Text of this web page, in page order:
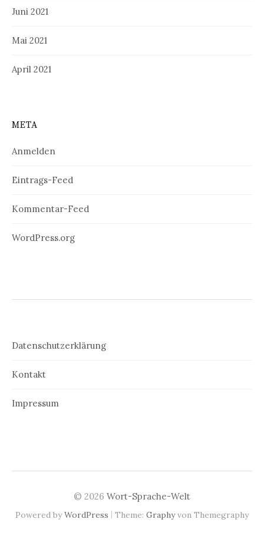
Juni 2021
Mai 2021
April 2021
META
Anmelden
Eintrags-Feed
Kommentar-Feed
WordPress.org
Datenschutzerklärung
Kontakt
Impressum
© 2026 Wort-Sprache-Welt
Powered byWordPress | Theme: Graphyvon Themegraphy